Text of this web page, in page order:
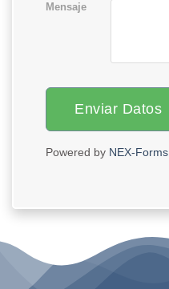
Mensaje
Enviar Datos
Powered by NEX-Forms